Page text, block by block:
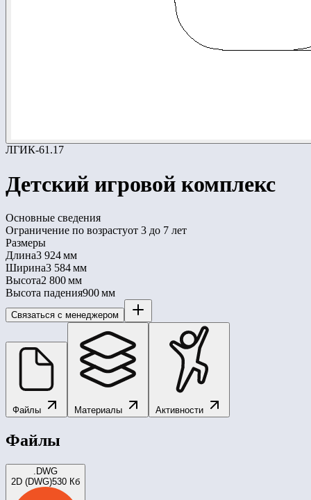
ЛГИК-61.17
Детский игровой комплекс
Основные сведения
Ограничение по возрастуот 3 до 7 лет
Размеры
Длина3 924 мм
Ширина3 584 мм
Высота2 800 мм
Высота падения900 мм
Связаться с менеджером
Файлы Материалы Активности
Файлы
.DWG
2D (DWG)530 Кб